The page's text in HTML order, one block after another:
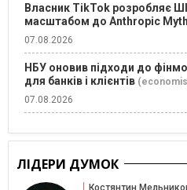
Власник TikTok розробляє
масштабом до Anthropic
07.08.2026
НБУ оновив підходи до
для банків і клієнтів
07.08.2026
ЛІДЕРИ ДУМОК
Костянтин